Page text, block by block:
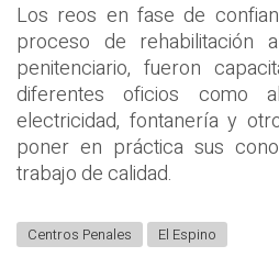
Los reos en fase de
proceso de rehabilitación
penitenciario, fueron
diferentes oficios como
electricidad, fontanería y
poner en práctica sus
trabajo de calidad.
Centros Penales El Espino